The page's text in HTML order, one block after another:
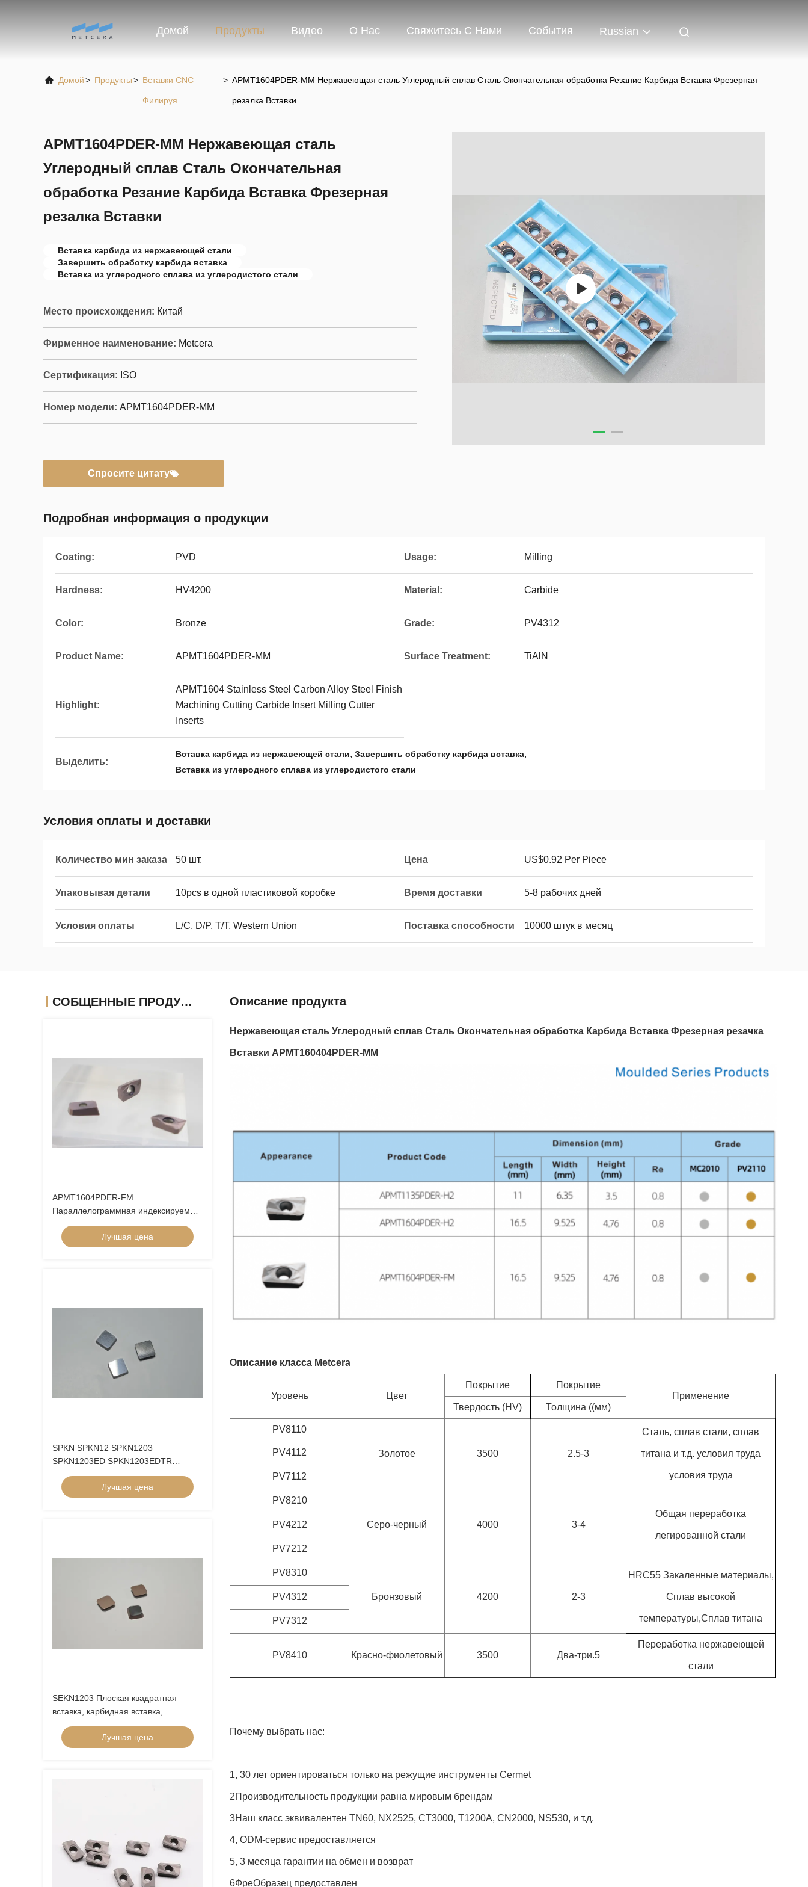
Домой Продукты Видео О Нас Свяжитесь С Нами События Russian
Домой> Продукты> Вставки CNC
Филируя
> APMT1604PDER-MM Нержавеющая сталь Углеродный сплав Сталь Окончательная обработка Резание Карбида Вставка Фрезерная
резалка Вставки
APMT1604PDER-MM Нержавеющая сталь
Углеродный сплав Сталь Окончательная
обработка Резание Карбида Вставка Фрезерная
резалка Вставки
Вставка карбида из нержавеющей стали
Завершить обработку карбида вставка
Вставка из углеродного сплава из углеродистого стали
Место происхождения: Китай
Фирменное наименование: Metcera
Сертификация: ISO
Номер модели: APMT1604PDER-MM
Спросите цитату
Подробная информация о продукции
Coating: PVD Usage: Milling
Hardness: HV4200 Material: Carbide
Color: Bronze Grade: PV4312
Product Name: APMT1604PDER-MM Surface Treatment: TiAlN
Highlight:
APMT1604 Stainless Steel Carbon Alloy Steel Finish
Machining Cutting Carbide Insert Milling Cutter
Inserts
Выделить:
Вставка карбида из нержавеющей стали, Завершить обработку карбида вставка,
Вставка из углеродного сплава из углеродистого стали
Условия оплаты и доставки
Количество мин заказа 50 шт. Цена US$0.92 Per Piece
Упаковывая детали 10pcs в одной пластиковой коробке Время доставки 5-8 рабочих дней
Условия оплаты L/C, D/P, T/T, Western Union Поставка способности 10000 штук в месяц
СОБЩЕННЫЕ ПРОДУКТЫ
APMT1604PDER-FM
Параллелограммная индексируемая
карбидная фрезерная вставка
Карбидная фрезерная резка
Карбидная вставка CNC фрезерная
Лучшая цена
SPKN SPKN12 SPKN1203
SPKN1203ED SPKN1203EDTR
Сермет вставки фрезерная и
поворотной фрезерная резка
Лучшая цена
SEKN1203 Плоская квадратная
вставка, карбидная вставка,
фрезерная вставка для обработки
твердой сплавной стали,
нержавеющей стали
Лучшая цена
Описание продукта
Нержавеющая сталь Углеродный сплав Сталь Окончательная обработка Карбида Вставка Фрезерная резачка
Вставки APMT160404PDER-MM
Описание класса Metcera
Уровень Цвет
Покрытие
Покрытие
Применение
Твердость (HV)
Толщина ((мм)
PV8110
Золотое 3500 2.5-3
Сталь, сплав стали, сплав
титана и т.д. условия труда
условия труда
PV4112
PV7112
PV8210
Серо-черный 4000 3-4
Общая переработка
легированной стали
PV4212
PV7212
PV8310
Бронзовый 4200 2-3
HRC55 Закаленные материалы,
Сплав высокой
температуры,Сплав титана
PV4312
PV7312
PV8410 Красно-фиолетовый 3500 Два-три.5
Переработка нержавеющей
стали
Почему выбрать нас:
1, 30 лет ориентироваться только на режущие инструменты Cermet
2Производительность продукции равна мировым брендам
3Наш класс эквивалентен TN60, NX2525, CT3000, T1200A, CN2000, NS530, и т.д.
4, ODM-сервис предоставляется
5, 3 месяца гарантии на обмен и возврат
6ФреОбразец предоставлен